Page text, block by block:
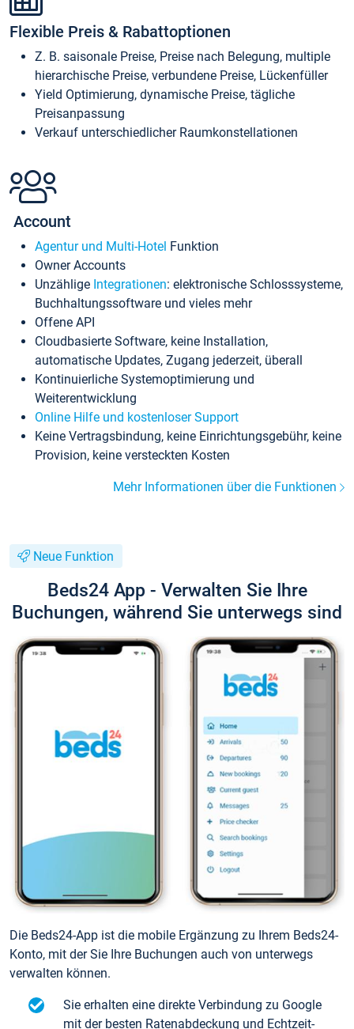
Flexible Preis & Rabattoptionen
Z. B. saisonale Preise, Preise nach Belegung, multiple
hierarchische Preise, verbundene Preise, Lückenfüller
Yield Optimierung, dynamische Preise, tägliche
Preisanpassung
Verkauf unterschiedlicher Raumkonstellationen
Account
Agentur und Multi-Hotel Funktion
Owner Accounts
Unzählige Integrationen: elektronische Schlosssysteme,
Buchhaltungssoftware und vieles mehr
Offene API
Cloudbasierte Software, keine Installation,
automatische Updates, Zugang jederzeit, überall
Kontinuierliche Systemoptimierung und
Weiterentwicklung
Online Hilfe und kostenloser Support
Keine Vertragsbindung, keine Einrichtungsgebühr, keine
Provision, keine versteckten Kosten
Mehr Informationen über die Funktionen
Neue Funktion
Beds24 App - Verwalten Sie Ihre
Buchungen, während Sie unterwegs sind
Die Beds24-App ist die mobile Ergänzung zu Ihrem Beds24-
Konto, mit der Sie Ihre Buchungen auch von unterwegs
verwalten können.
Sie erhalten eine direkte Verbindung zu Google
mit der besten Ratenabdeckung und Echtzeit-